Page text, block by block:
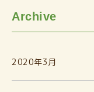
Archive
2020年3月